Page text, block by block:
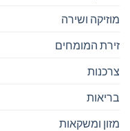
מוזיקה ושירה
זירת המומחים
צרכנות
בריאות
מזון ומשקאות